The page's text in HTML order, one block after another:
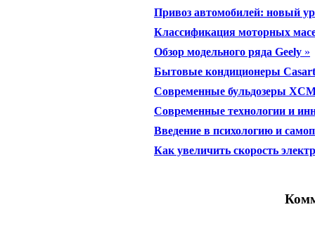
Привоз автомобилей: новый
Классификация моторных
Обзор модельного ряда Geely »
Бытовые кондиционеры
Современные бульдозеры
Современные технологии и
Введение в психологию и
Как увеличить скорость